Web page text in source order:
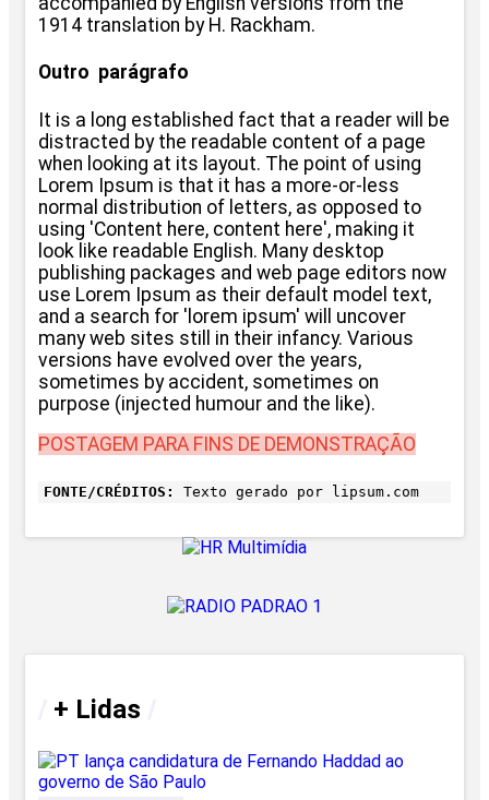
1914 translation by H. Rackham.
Outro parágrafo
It is a long established fact that a reader will be
distracted by the readable content of a page
when looking at its layout. The point of using
Lorem Ipsum is that it has a more-or-less
normal distribution of letters, as opposed to
using 'Content here, content here', making it
look like readable English. Many desktop
publishing packages and web page editors now
use Lorem Ipsum as their default model text,
and a search for 'lorem ipsum' will uncover
many web sites still in their infancy. Various
versions have evolved over the years,
sometimes by accident, sometimes on
purpose (injected humour and the like).
POSTAGEM PARA FINS DE DEMONSTRAÇÃO
FONTE/CRÉDITOS: Texto gerado por lipsum.com
+ Lidas